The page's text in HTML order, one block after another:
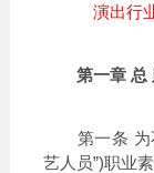
演出行
第一章 总
第一条 为不
艺人员”)职业